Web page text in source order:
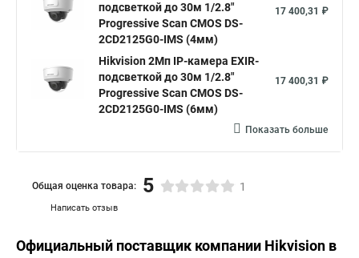
подсветкой до 30м 1/2.8"
Progressive Scan CMOS DS-
2CD2125G0-IMS (4мм)
17 400,31 ₽
Hikvision 2Мп IP-камера EXIR-
подсветкой до 30м 1/2.8"
Progressive Scan CMOS DS-
2CD2125G0-IMS (6мм)
17 400,31 ₽
Показать больше
Написать отзыв
Общая оценка товара: 5 1
Официальный поставщик компании Hikvision в